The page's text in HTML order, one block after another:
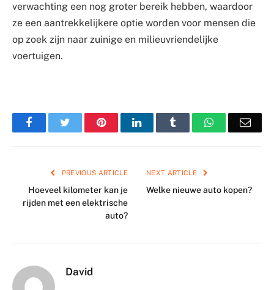
verwachting een nog groter bereik hebben, waardoor
ze een aantrekkelijkere optie worden voor mensen die
op zoek zijn naar zuinige en milieuvriendelijke
voertuigen.
FacebookTwitter PinterestLinkedIn Tumblr WhatsApp
PREVIOUS ARTICLE
Hoeveel kilometer kan je
rijden met een elektrische
auto?
NEXT ARTICLE
Welke nieuwe auto kopen?
David